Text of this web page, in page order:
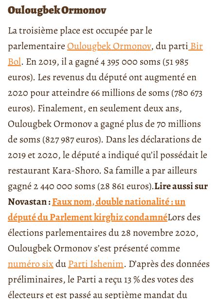
Oulougbek Ormonov
La troisième place est occupée par le
parlementaireOulougbek Ormonov, du parti Bir
Bol. En 2019, il a gagné 4 395 000 soms (51 985
euros). Les revenus du député ont augmenté en
2020 pour atteindre 66 millions de soms (780 673
euros). Finalement, en seulement deux ans,
Oulougbek Ormonov a gagné plus de 70 millions
de soms (827 987 euros). Dans les déclarations de
2019 et 2020, le député a indiqué qu’il possédait le
restaurant Kara-Shoro. Sa famille a par ailleurs
gagné 2 440 000 soms (28 861 euros).Lire aussi sur
Novastan :Faux nom, double nationalité : un
député du Parlement kirghiz condamnéLors des
élections parlementaires du 28 novembre 2020,
Oulougbek Ormonov s’est présenté comme
numéro sixduParti Ishenim. D’après des données
préliminaires, le Parti a reçu 13 % des votes des
électeurs et est passé au septième mandat du